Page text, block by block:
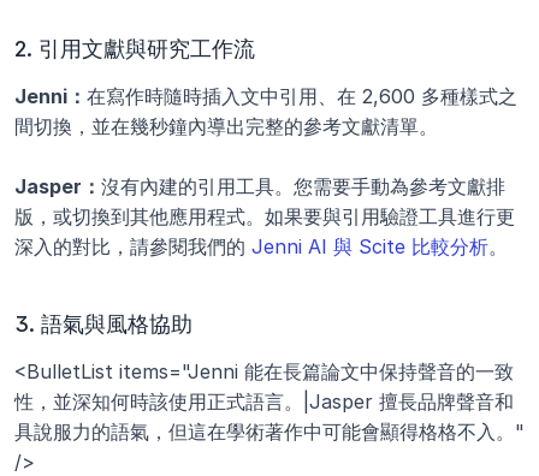
2. 引用文獻與研究工作流
Jenni： 在寫作時隨時插入文中引用、在 2,600 多種樣式之
間切換，並在幾秒鐘內導出完整的參考文獻清單。
Jasper： 沒有內建的引用工具。您需要手動為參考文獻排
版，或切換到其他應用程式。如果要與引用驗證工具進行更
深入的對比，請參閱我們的 Jenni AI 與 Scite 比較分析。
3. 語氣與風格協助
<BulletList items="Jenni 能在長篇論文中保持聲音的一致
性，並深知何時該使用正式語言。|Jasper 擅長品牌聲音和
具說服力的語氣，但這在學術著作中可能會顯得格格不入。"
/>